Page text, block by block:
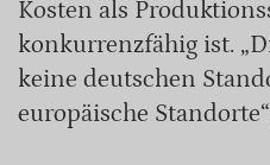
Kosten als
konkurrenzfähig ist.
keine deutschen
europäische